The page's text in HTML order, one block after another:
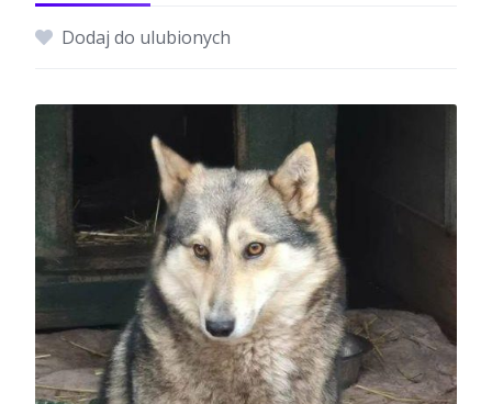
Dodaj do ulubionych